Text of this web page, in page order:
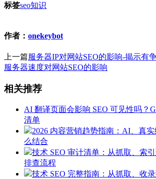
标签seo知识
作者： onekeybot
上一篇服务器IP对网站SEO的影响-揭示有
服务器速度对网站SEO的影响
相关推荐
AI 翻译页面会影响 SEO 可见性吗？
清单
2026 内容营销趋势指南：AI、真
么结合
技术 SEO 审计清单：从抓取、索
排查流程
技术 SEO 完整指南：从抓取、收